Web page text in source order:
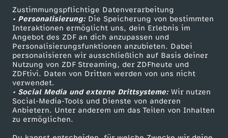
Zustimmungspflichtige Datenverarbeitung
• Personalisierung:Die Speicherung von bestimmten
Interaktionen ermöglicht uns, dein Erlebnis im
Angebot des ZDF an dich anzupassen und
Personalisierungsfunktionen anzubieten. Dabei
personalisieren wir ausschließlich auf Basis deiner
Nutzung von ZDF Streaming, der ZDFheute und
ZDFtivi. Daten von Dritten werden von uns nicht
verwendet.
• Social Media und externe Drittsysteme:Wir nutzen
Social-Media-Tools und Dienste von anderen
Anbietern. Unter anderem um das Teilen von Inhalten
zu ermöglichen.
t
e
r
n
-
Livestreams
Sendungen A-Z
TV-Programm
Zuschauerservice
Hilfe
ZDF Unternehmen
Karriere